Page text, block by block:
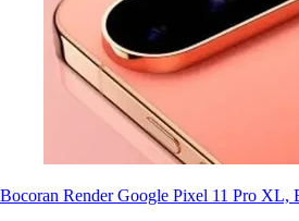
Bocoran Render Google Pixel 11 Pro XL,